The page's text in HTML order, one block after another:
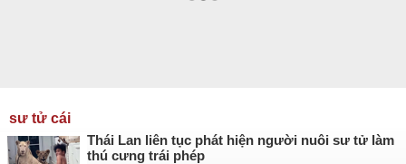
sư tử cái
Thái Lan liên tục phát hiện người nuôi sư tử làm
thú cưng trái phép